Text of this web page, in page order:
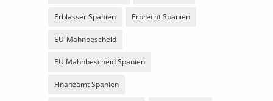
Erblasser Spanien Erbrecht Spanien
EU-Mahnbescheid
EU Mahnbescheid Spanien
Finanzamt Spanien